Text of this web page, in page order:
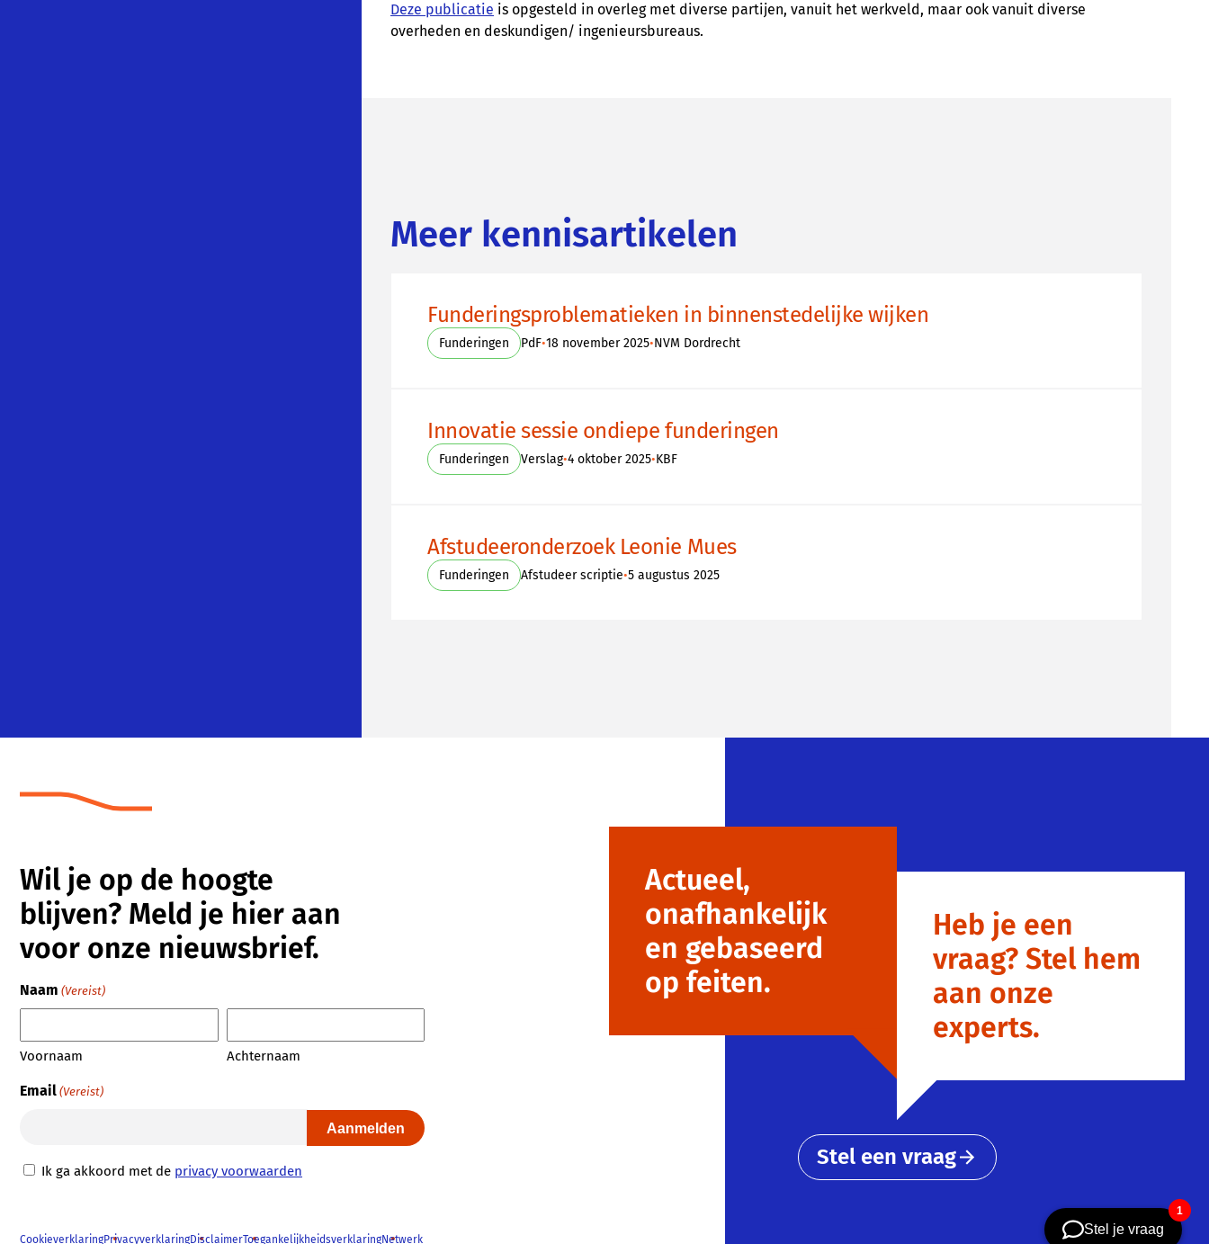
Deze publicatie is opgesteld in overleg met diverse partijen, vanuit het werkveld, maar ook vanuit diverse
overheden en deskundigen/ ingenieursbureaus.
Meer kennisartikelen
Funderingsproblematieken in binnenstedelijke wijken
Funderingen PdF•18 november 2025•NVM Dordrecht
Innovatie sessie ondiepe funderingen
Funderingen Verslag•4 oktober 2025•KBF
Afstudeeronderzoek Leonie Mues
Funderingen Afstudeer scriptie•5 augustus 2025
Wil je op de hoogte
blijven? Meld je hier aan
voor onze nieuwsbrief.
Naam (Vereist)
Voornaam Achternaam
Email (Vereist)
Privacy
Ik ga akkoord met de privacy voorwaarden
CookieverklaringPrivacyverklaringDisclaimerToegankelijkheidsverklaringNetwerk
Actueel,
onafhankelijk
en gebaseerd
op feiten.
Heb je een
vraag? Stel hem
aan onze
experts.
Stel een vraag